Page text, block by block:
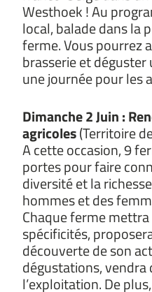
Westhoek ! Au
local, balade dans la
ferme. Vous pourrez
brasserie et déguster
une journée pour les
Dimanche 2 Juin :
agricoles(Territoire
A cette occasion, 9
portes pour faire
diversité et la
hommes et des
Chaque ferme
spécificités,
découverte de son
dégustations,
l’exploitation. De